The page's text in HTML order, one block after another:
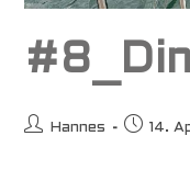
Beitrags-
Hannes
Beitrag
14.